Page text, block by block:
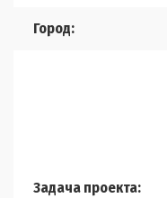
Город:
Задача проекта: